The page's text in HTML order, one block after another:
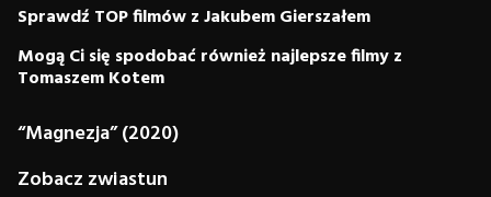
Sprawdź TOP filmów z Jakubem Gierszałem
Mogą Ci się spodobać również najlepsze filmy z
Tomaszem Kotem
“Magnezja” (2020)
Zobacz zwiastun